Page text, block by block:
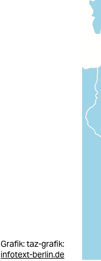
Grafik:taz-grafik:
infotext-berlin.de